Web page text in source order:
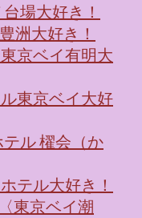
場大好き！
洲大好き！
京ベイ有明大
東京ベイ大好
ル 櫂会（か
テル大好き！
東京ベイ潮